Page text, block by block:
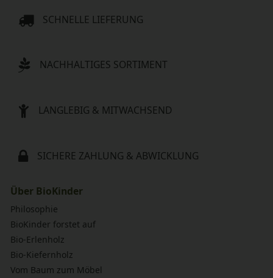
SCHNELLE LIEFERUNG
NACHHALTIGES SORTIMENT
LANGLEBIG & MITWACHSEND
SICHERE ZAHLUNG & ABWICKLUNG
Über BioKinder
Philosophie
BioKinder forstet auf
Bio-Erlenholz
Bio-Kiefernholz
Vom Baum zum Möbel